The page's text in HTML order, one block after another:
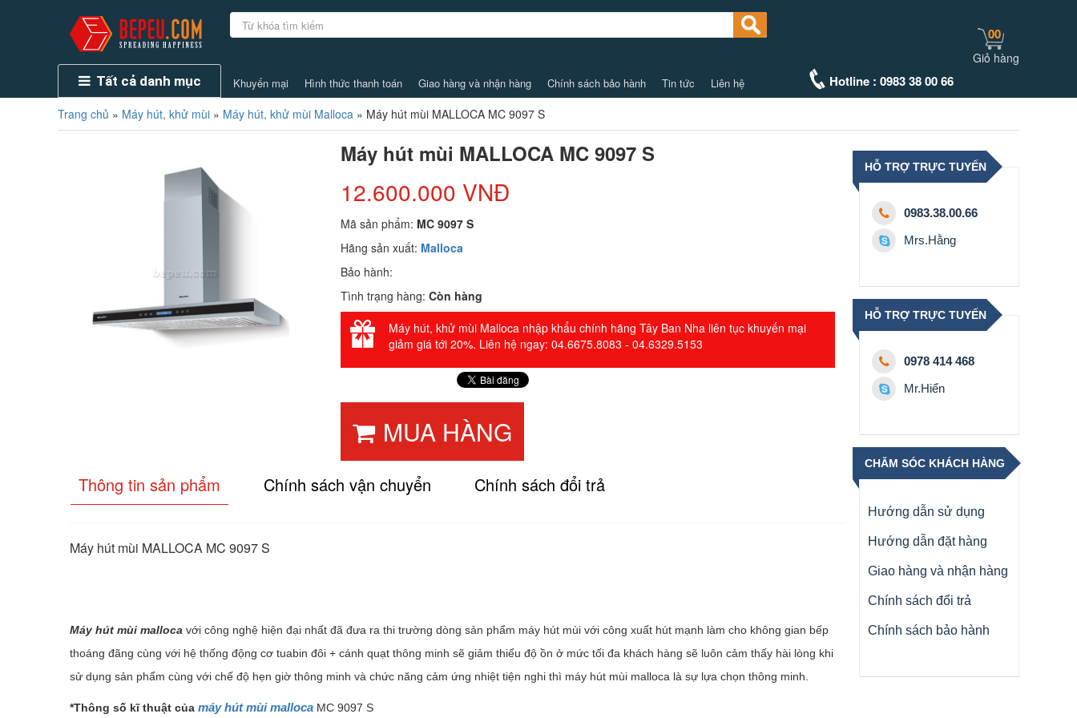
Tất cả danh mục Khuyến mại Hình thức thanh toán Giao hàng và nhận hàng Chính sách bảo hành Tin tức Liên hệ Hotline : 0983 38 00 66
00
Giỏ hàng
Trang chủ » Máy hút, khử mùi » Máy hút, khử mùi Malloca » Máy hút mùi MALLOCA MC 9097 S
Máy hút mùi MALLOCA MC 9097 S
12.600.000 VNĐ
Mã sản phẩm: MC 9097 S
Hãng sản xuất: Malloca
Bảo hành:
Tình trạng hàng:Còn hàng
Máy hút, khử mùi Malloca nhập khẩu chính hãng Tây Ban Nha liên tục khuyến mại
giảm giá tới 20%. Liên hệ ngay: 04.6675.8083 - 04.6329.5153
MUA HÀNG
Thông tin sản phẩm Chính sách vận chuyển Chính sách đổi trả
Máy hút mùi MALLOCA MC 9097 S
Máy hút mùi malloca với công nghệ hiện đại nhất đã đưa ra thi trường dòng sản phẩm máy hút mùi với công xuất hút mạnh làm cho không gian bếp
thoáng đãng cùng với hệ thống động cơ tuabin đôi + cánh quạt thông minh sẽ giảm thiểu độ ồn ở mức tối đa khách hàng sẽ luôn cảm thấy hài lòng khi
sử dụng sản phẩm cùng với chế độ hẹn giờ thông minh và chức năng cảm ứng nhiệt tiện nghi thì máy hút mùi malloca là sự lựa chọn thông minh.
*Thông số kĩ thuật của máy hút mùi malloca MC 9097 S
HỖ TRỢ TRỰC TUYẾN
0983.38.00.66
Mrs.Hằng
HỖ TRỢ TRỰC TUYẾN
0978 414 468
Mr.Hiển
CHĂM SÓC KHÁCH HÀNG
Hướng dẫn sử dụng
Hướng dẫn đặt hàng
Giao hàng và nhận hàng
Chính sách đổi trả
Chính sách bảo hành